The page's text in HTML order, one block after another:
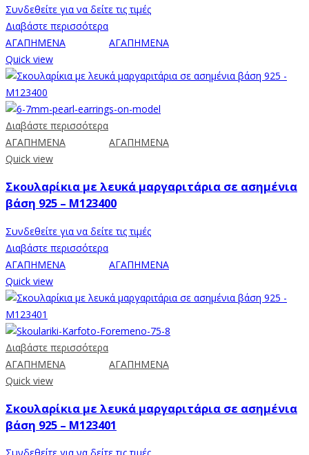
Συνδεθείτε για να δείτε τις τιμές
Διαβάστε περισσότερα
ΑΓΑΠΗΜΕΝΑ
ΑΓΑΠΗΜΕΝΑ
Quick view
Διαβάστε περισσότερα
ΑΓΑΠΗΜΕΝΑ
ΑΓΑΠΗΜΕΝΑ
Quick view
Σκουλαρίκια με λευκά μαργαριτάρια σε ασημένια
βάση 925 – M123400
Συνδεθείτε για να δείτε τις τιμές
Διαβάστε περισσότερα
ΑΓΑΠΗΜΕΝΑ
ΑΓΑΠΗΜΕΝΑ
Quick view
Διαβάστε περισσότερα
ΑΓΑΠΗΜΕΝΑ
ΑΓΑΠΗΜΕΝΑ
Quick view
Σκουλαρίκια με λευκά μαργαριτάρια σε ασημένια
βάση 925 – M123401